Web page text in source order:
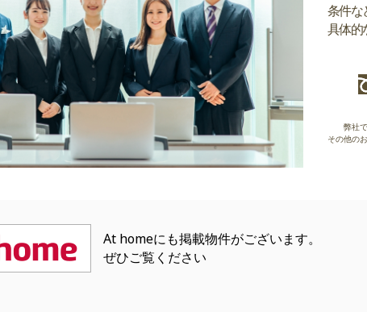
条件な
具体的
弊社
その他の
At homeにも掲載物件がございます。
ぜひご覧ください